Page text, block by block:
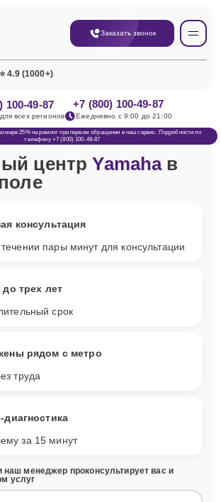
Заказать звонок
⭐ 4.9 (1000+)
100-49-87
всех регионов
+7 (800) 100-49-87
Ежедневно с 9:00 до 21:00
25% на ремонт при первом обращении в наш сервис. Подробности по
телефону +7 (800) 100-49-87
центрYamahaв
консультация
пары минут для консультации
до трех лет
срок
рядом с метро
труда
диагностика
за 15 минут
наш менеджер проконсультирует вас и
услуг